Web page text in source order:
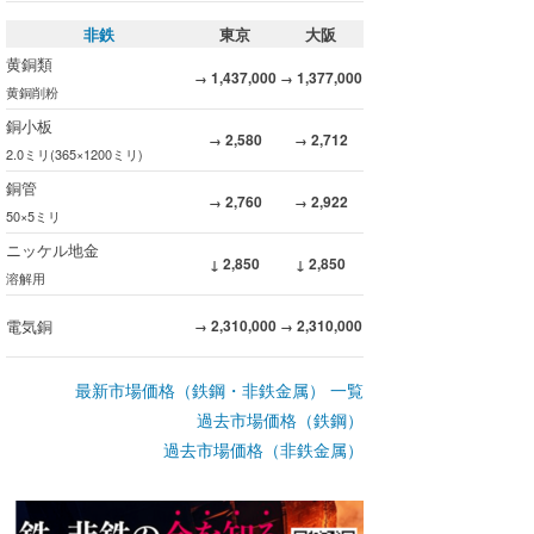
非鉄 東京
大阪
黄銅類
黄銅削粉
→ 1,437,000 → 1,377,000
銅小板
2.0ミリ(365×1200ミリ)
→ 2,580 → 2,712
銅管
50×5ミリ
→ 2,760 → 2,922
ニッケル地金
溶解用
↓ 2,850 ↓ 2,850
電気銅 → 2,310,000 → 2,310,000
最新市場価格（鉄鋼・非鉄金属） 一覧
過去市場価格（鉄鋼）
過去市場価格（非鉄金属）